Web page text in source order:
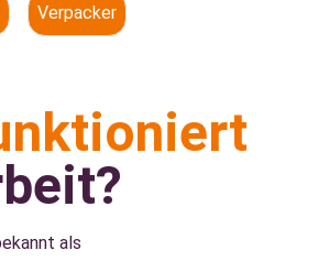
Verpacker
als